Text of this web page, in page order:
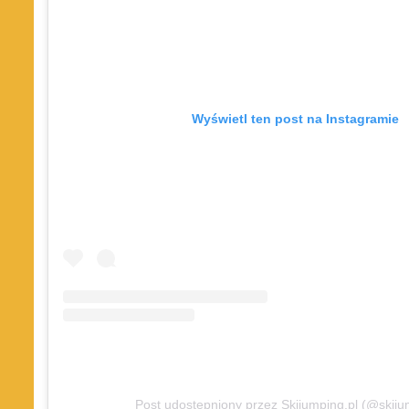
Wyświetl ten post na Instagramie
Post udostępniony przez Skijumping.pl